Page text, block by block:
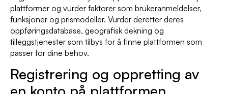
plattformer og vurder faktorer som brukeranmeldelser,
funksjoner og prismodeller. Vurder deretter deres
oppføringsdatabase, geografisk dekning og
tilleggstjenester som tilbys for å finne plattformen som
passer for dine behov.
Registrering og oppretting av